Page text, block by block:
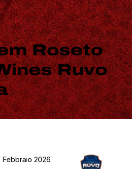
Roseto
Ruvo
Febbraio 2026